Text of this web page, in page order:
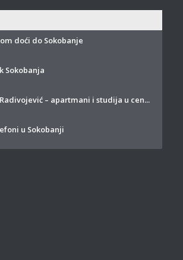
doći do Sokobanje
Sokobanja
– apartmani i studija u cen...
u Sokobanji